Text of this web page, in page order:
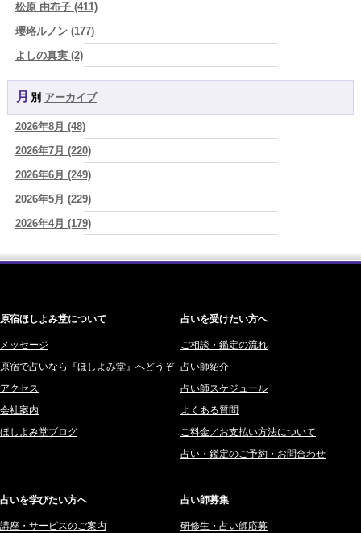
『頑張って好かれる』を やめてみました。届いた 一通のメッセー
ジ。 (プラタ 真寿)
2026/08/07
2026年8月8日 甲寅――自分の軸を持ちながら、世界と対話する日
ぐり)
2026/08/07
新しいことに触れると、自分の中の回路がひらく｜好奇心を持ち続け
る楽しさ (美月マーシャ)
2026/08/07
2026年8月7日 癸丑 自分を消さずに、調和を育てる日
2026/08/07
時間は前に進んでいく。後悔は消せないけれど未来を変えていくこと
ができる (真巳華 - Mamika -)
2026/08/07
松原 由布子 (411)
瓔珞ルノン (177)
よしの真実 (2)
YOSHIKI (58)
よみ (39)
一之森 陽柑 (26)
椰奈空 (64)
ワカリミ (1)
神楽峰ヴィスカ (10)
赤羽うさぎ (341)
橘メルロ (7)
鈴喜みわこ (8)
鯖ノ実 ソニン (19)
愛音ソナタ (16)
紫村 明世 (34)
サーペント (92)
月別 アーカイブ
2026年8月 (48)
2026年7月 (220)
2026年6月 (249)
2026年5月 (229)
2026年4月 (179)
2025年12月 (201)
2025年11月 (252)
2025年10月 (242)
2025年9月 (196)
2025年8月 (182)
原宿ほしよみ堂について
メッセージ
原宿で占いなら『ほしよみ堂』へどうぞ
アクセス
会社案内
ほしよみ堂ブログ
占いを受けたい方へ
ご相談・鑑定の流れ
占い師紹介
占い師スケジュール
よくある質問
ご料金／お支払い方法について
占い・鑑定のご予約・お問合わせ
占いを学びたい方へ
講座・サービスのご案内
占い師募集
研修生・占い師応募